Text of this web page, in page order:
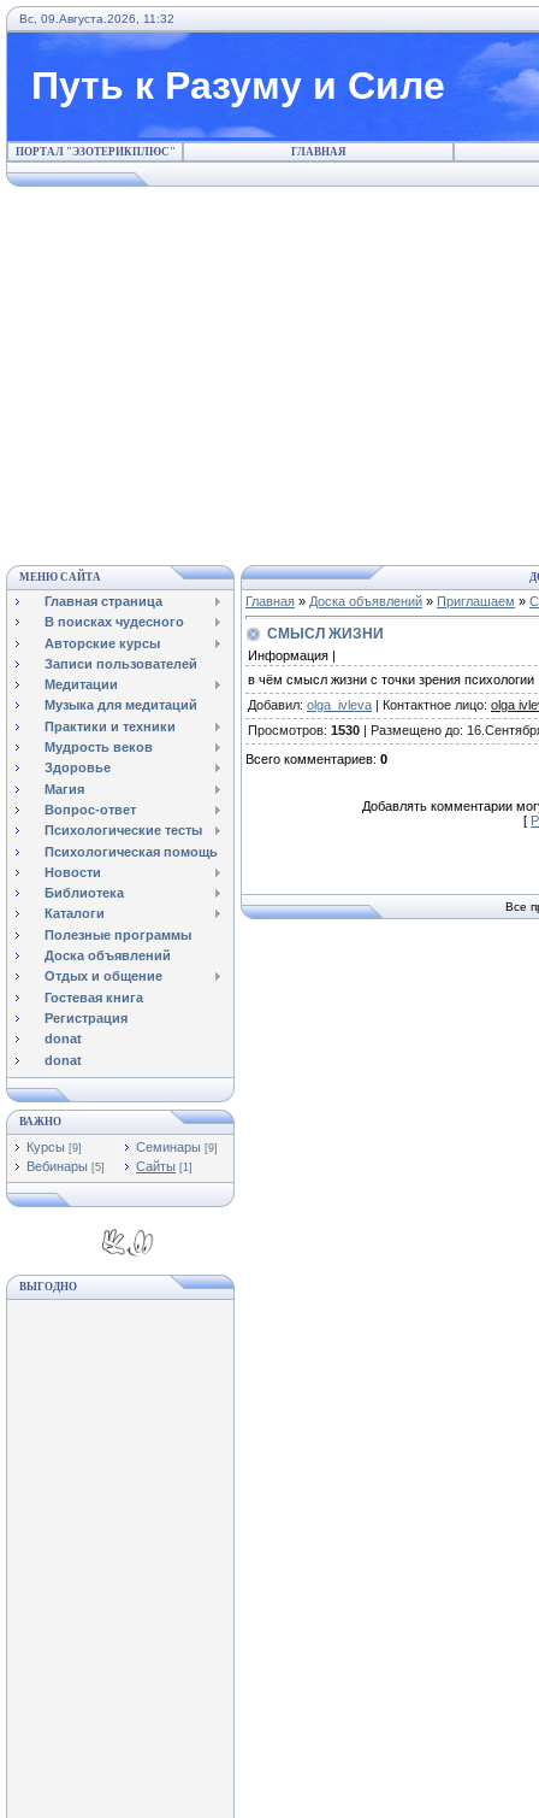
Вс, 09.Августа.2026, 11:32
Путь к Разуму и Силе
ПОРТАЛ "ЭЗОТЕРИКПЛЮС" ГЛАВНАЯ
МЕНЮ САЙТА
Главная страница
В поисках чудесного
Авторские курсы
Записи пользователей
Медитации
Музыка для медитаций
Практики и техники
Мудрость веков
Здоровье
Магия
Вопрос-ответ
Психологические тесты
Психологическая помощь
Новости
Библиотека
Каталоги
Полезные программы
Доска объявлений
Отдых и общение
Гостевая книга
Регистрация
donat
donat
ВАЖНО
Курсы [9] Семинары [9]
Вебинары [5] Сайты [1]
ВЫГОДНО
Главная » Доска объявлений » Приглашаем »
СМЫСЛ ЖИЗНИ
Информация |
в чём смысл жизни с точки зрения
Добавил: olga_ivleva | Контактное лицо: olga
Просмотров: 1530 | Размещено до:
Всего комментариев: 0
Добавлять комментарии
[
Все